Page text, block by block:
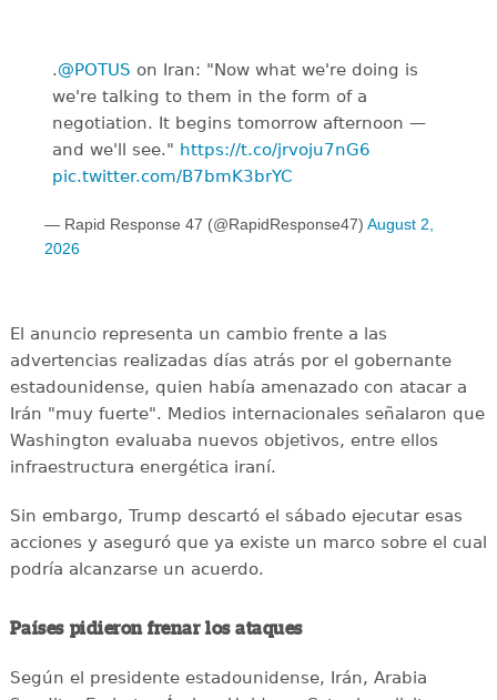
.@POTUS on Iran: "Now what we're doing is
we're talking to them in the form of a
negotiation. It begins tomorrow afternoon —
and we'll see." https://t.co/jrvoju7nG6
pic.twitter.com/B7bmK3brYC
— Rapid Response 47 (@RapidResponse47) August 2,
2026
El anuncio representa un cambio frente a las
advertencias realizadas días atrás por el gobernante
estadounidense, quien había amenazado con atacar a
Irán "muy fuerte". Medios internacionales señalaron que
Washington evaluaba nuevos objetivos, entre ellos
infraestructura energética iraní.
Sin embargo, Trump descartó el sábado ejecutar esas
acciones y aseguró que ya existe un marco sobre el cual
podría alcanzarse un acuerdo.
Países pidieron frenar los ataques
Según el presidente estadounidense, Irán, Arabia